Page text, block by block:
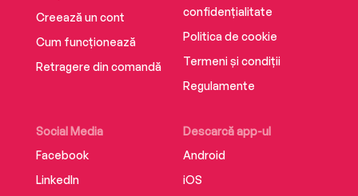
Creează un cont
Cum funcționează
Retragere din comandă
Social Media
Facebook
LinkedIn
Descarcă app-ul
Android
iOS
confidențialitate
Politica de cookie
Termeni și condiții
Regulamente